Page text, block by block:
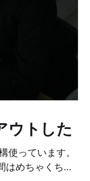
ウトした
はめちゃくちゃ